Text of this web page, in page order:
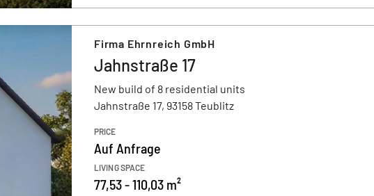
Firma Ehrnreich GmbH
Jahnstraße 17
New build of 8 residential units
Jahnstraße 17, 93158 Teublitz
PRICE
Auf Anfrage
LIVING SPACE
77,53 - 110,03 m²